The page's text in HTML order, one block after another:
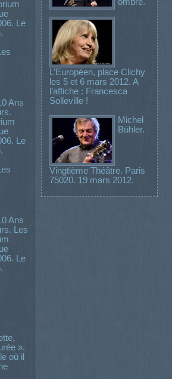
Le
Ans
Le
Ans
Les
Le
».
où il
L’Européen, place Clichy
les 5 et 6 mars 2012. A
l’affiche : Francesca
Solleville !
Michel
Bühler.
Vingtième Théâtre. Paris
75020. 19 mars 2012.